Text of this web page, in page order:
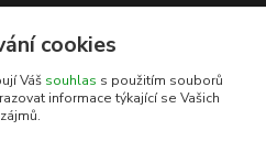
cookies
Váš souhlas s použitím souborů
informace týkající se Vašich
zájmů.